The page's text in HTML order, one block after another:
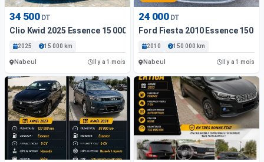
34 500 DT
Clio Kwid 2025 Essence 15 000 Km Nabeul
2025 15 000 km
Nabeul Il y a 1 mois
24 000 DT
Ford Fiesta 2010 Essence 150
2010 150 000 km
Nabeul Il y a 1 mois